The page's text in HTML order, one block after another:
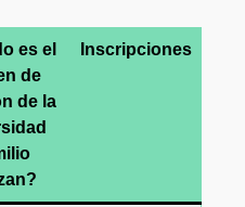
es el
de
de la
Inscripciones